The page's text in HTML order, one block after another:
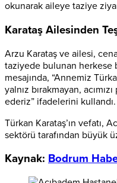
okunarak aileye taziye
Karataş Ailesinden
Arzu Karataş ve ailesi,
taziyede bulunan herkese
mesajında, “Annemiz
yalnız bırakmayan,
ederiz” ifadelerini kullandı.
Türkan Karataş’ın vefatı,
sektörü tarafından büyük
Kaynak: Bodrum